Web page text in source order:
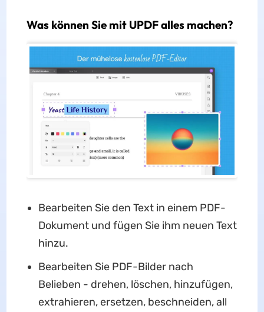
Was können Sie mit UPDF alles machen?
Bearbeiten Sie den Text in einem PDF-
Dokument und fügen Sie ihm neuen Text
hinzu.
Bearbeiten Sie PDF-Bilder nach
Belieben - drehen, löschen, hinzufügen,
extrahieren, ersetzen, beschneiden, all